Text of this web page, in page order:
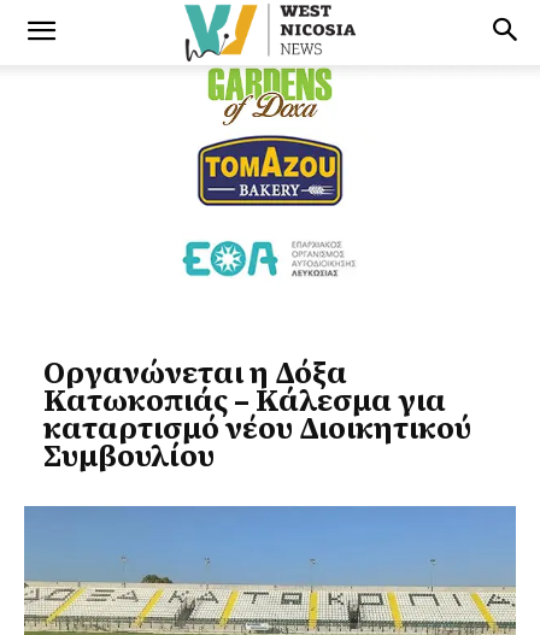
Οργανώνεται η Δόξα
Κατωκοπιάς – Κάλεσμα για
καταρτισμό νέου Διοικητικού
Συμβουλίου